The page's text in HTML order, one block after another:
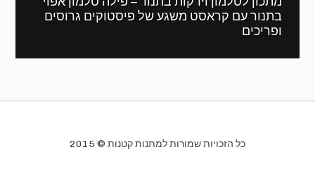
הבא:
בתנור עם קראסט משגע של פיסטוקים גרוסים
ופריכים
כל הזכויות שמורות למתנות קטנות © 2015